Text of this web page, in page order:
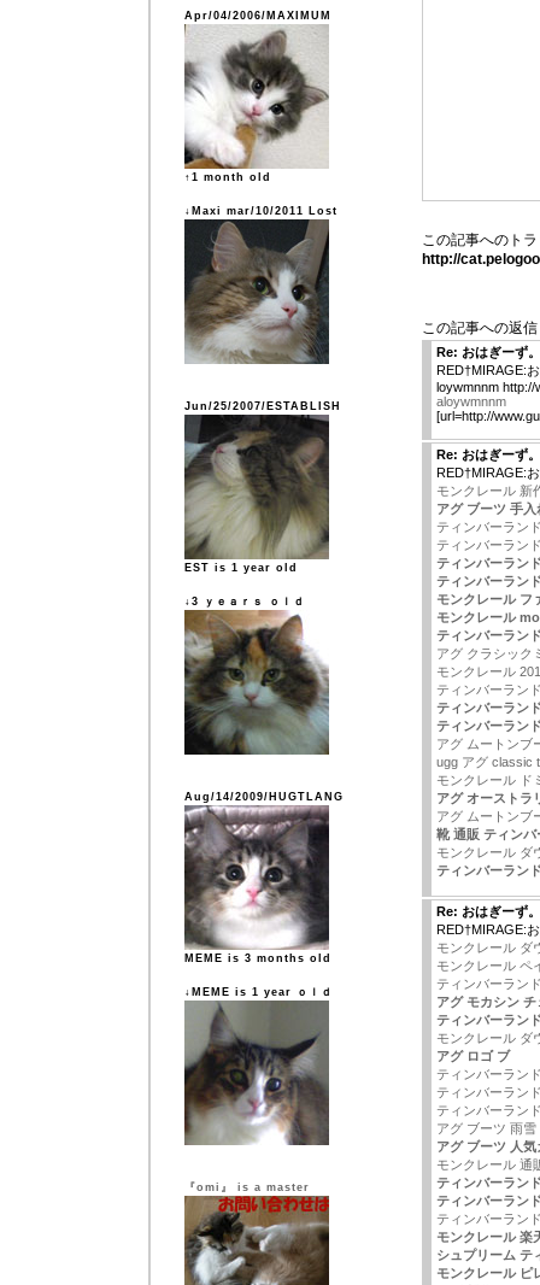
Apr/04/2006/MAXIMUM
↑1 month old
↓Maxi mar/10/2011 Lost
Jun/25/2007/ESTABLISH
EST is 1 year old
↓3 ｙｅａｒｓ ｏｌｄ
Aug/14/2009/HUGTLANG
MEME is 3 months old
↓MEME is 1 year ｏｌｄ
『omi』 is a master
この記事へのト
http://
この記事への返信
Re: おはぎーず。
RED†MIRAGE:
loywmnnm http://
aloywmnnm
[url=http://
Re: おはぎーず。
RED†MIRAGE:
モンクレール 新
アグ ブーツ 手入
ティンバーラン
ティンバーラン
ティンバーラン
ティンバーラン
モンクレール フ
モンクレール
ティンバーラン
アグ クラシック
モンクレール
ティンバーラン
ティンバーラン
ティンバーラン
アグ ムートンブ
ugg アグ classic
モンクレール ド
アグ オーストラ
アグ ムートンブ
靴 通販 ティンバ
モンクレール ダ
ティンバーラン
Re: おはぎーず。
RED†MIRAGE:
モンクレール ダ
モンクレール ペ
ティンバーラン
アグ モカシン
ティンバーラン
モンクレール ダ
アグ ロゴ ブ
ティンバーラン
ティンバーラン
ティンバーラン
アグ ブーツ 雨雪
アグ ブーツ 人気
モンクレール 通
ティンバーラン
ティンバーラン
ティンバーラン
モンクレール 楽
シュプリーム テ
モンクレール ピ